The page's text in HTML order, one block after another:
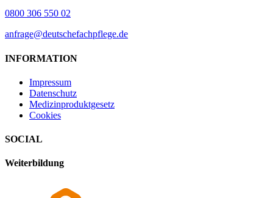
0800 306 550 02
anfrage@deutschefachpflege.de
INFORMATION
Impressum
Datenschutz
Medizinproduktgesetz
Cookies
SOCIAL
Weiterbildung